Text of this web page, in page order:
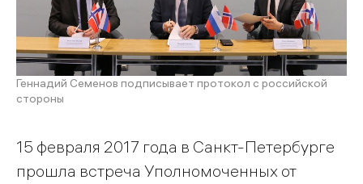
Геннадий Семенов подписывает протокол с российской
стороны
15 февраля 2017 года в Санкт-Петербурге
прошла встреча Уполномоченных от